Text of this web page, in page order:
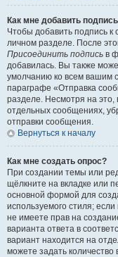
Как мне добавить
Чтобы добавить подпись
личном разделе. После
Присоединить подпись в
добавилась. Вы также
умолчанию ко всем вашим
параграфе «Отправка
разделе. Несмотря на
отдельных сообщениях,
отправки сообщения.
Вернуться к началу
Как мне создать опрос?
При создании темы или
щёлкните на вкладке или
основной формой для
используемого стиля;
не имеете прав на
варианта ответа в
вариант находится на
можете задать количество